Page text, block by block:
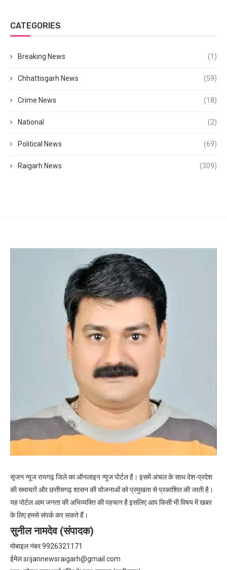
CATEGORIES
Breaking News (1)
Chhattisgarh News (59)
Crime News (18)
National (2)
Political News (69)
Raigarh News (309)
सृजन न्यूज रायगढ़ जिले का ऑनलाइन न्यूज पोर्टल है। इसमें अंचल के साथ देश-प्रदेश
की समाचारें और छत्तीसगढ़ शासन की योजनाओं को प्रमुखता से प्रकाशित की जाती है।
यह पोर्टल आम जनता की अभिव्यक्ति की पहचान है इसलिए आप किसी भी विषय में खबर
के लिए हमसे संपर्क कर सकते हैं।
सुनील नामदेव (संपादक)
मोबाइल नंबर 9926321171
ईमेलsrijannewsraigarh@gmail.com